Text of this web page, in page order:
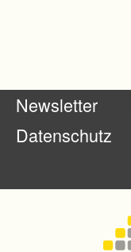
Newsletter
Datenschutz